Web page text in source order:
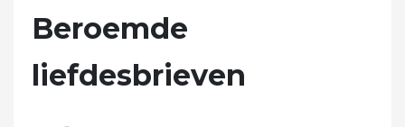
Beroemde
liefdesbrieven